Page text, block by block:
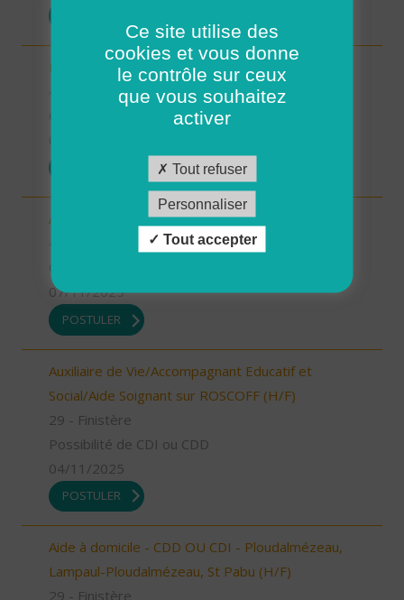
Responsable du développement (H/F)
Aide à domicile Limogne (H/F)
07/11/2025
POSTULER
Auxiliaire de Vie/Accompagnant Educatif et
Social/Aide Soignant sur ROSCOFF (H/F)
29 - Finistère
Possibilité de CDI ou CDD
04/11/2025
POSTULER
Aide à domicile - CDD OU CDI - Ploudalmézeau,
Lampaul-Ploudalmézeau, St Pabu (H/F)
29 - Finistère
Ce site utilise des
cookies et vous donne
le contrôle sur ceux
que vous souhaitez
activer
Tout refuser
Personnaliser
Tout accepter